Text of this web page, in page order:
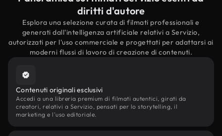
diritti d'autore
Esplora una selezione curata di filmati professionali e
generati dall'intelligenza artificiale relativi a Servizio,
autorizzati per l'uso commerciale e progettati per adattarsi ai
moderni flussi di lavoro di creazione di contenuti.
Contenuti originali esclusivi
Accedi a una libreria premium di filmati autentici, girati da
creatori, relativi a Servizio, pensati per lo storytelling, il
marketing e l'uso editoriale.